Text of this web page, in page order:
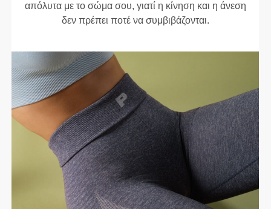
απόλυτα με το σώμα σου, γιατί η κίνηση και η άνεση
δεν πρέπει ποτέ να συμβιβάζονται.